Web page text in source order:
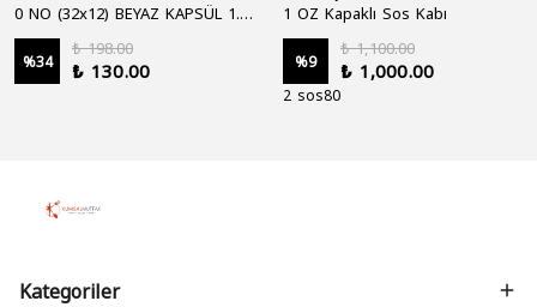
%34
₺ 198.00
₺ 130.00
1 OZ Kapaklı Sos Kabı
%9
₺ 1,100.00
₺ 1,000.00
2 sos80
Kategoriler